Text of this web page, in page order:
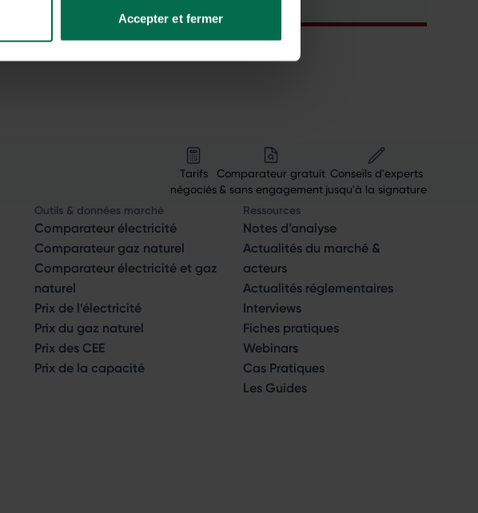
Accepter et fermer
Tarifs
négociés
Comparateur gratuit
& sans engagement
Conseils d'experts
jusqu'à la signature
Outils & données marché
Comparateur électricité
Comparateur gaz naturel
Comparateur électricité et gaz
naturel
Prix de l’électricité
Prix du gaz naturel
Prix des CEE
Prix de la capacité
Ressources
Notes d’analyse
Actualités du marché &
acteurs
Actualités réglementaires
Interviews
Fiches pratiques
Webinars
Cas Pratiques
Les Guides